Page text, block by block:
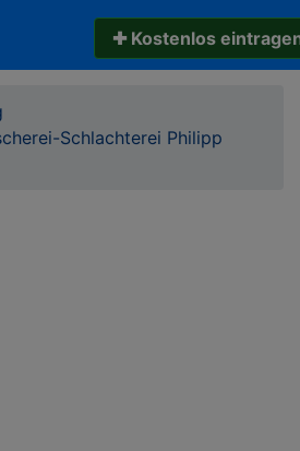
✚ Kostenlos
Schlachterei Philipp